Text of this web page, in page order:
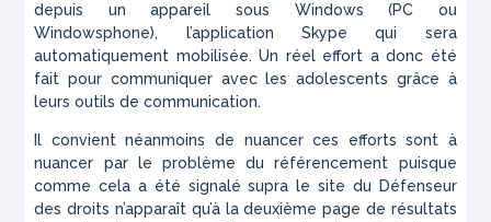
depuis un appareil sous Windows (PC ou
Windowsphone), l’application Skype qui sera
automatiquement mobilisée. Un réel effort a donc été
fait pour communiquer avec les adolescents grâce à
leurs outils de communication.
Il convient néanmoins de nuancer ces efforts sont à
nuancer par le problème du référencement puisque
comme cela a été signalé supra le site du Défenseur
des droits n’apparaît qu’à la deuxième page de résultats